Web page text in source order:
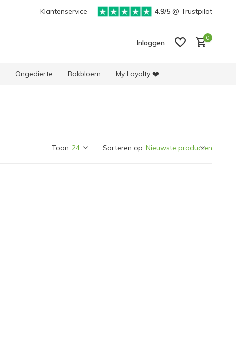
Klantenservice 4.9/5 @ Trustpilot
Inloggen
0
Ongedierte Bakbloem My Loyalty ❤️
Toon: Sorteren op: